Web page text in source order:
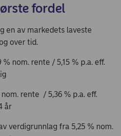
fordel
en av markedets laveste
over tid.
nom. rente / 5,15 % p.a. eff.
rente / 5,36 % p.a. eff.
år
verdigrunnlag fra 5,25 % nom.